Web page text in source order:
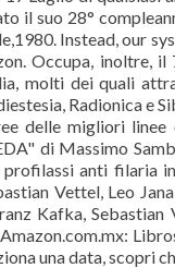
il suo 28°
Instead, our
Occupa, inoltre,
molti dei quali
Radionica e
delle migliori linee
di Massimo
profilassi anti filaria
Vettel, Leo
Kafka,
una data, scopri